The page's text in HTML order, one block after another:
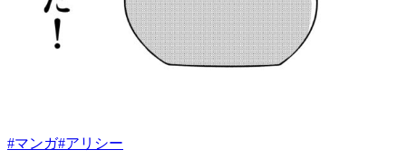
#マンガ#アリシー